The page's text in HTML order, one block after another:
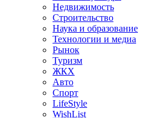
Недвижимость
Строительство
Наука и образование
Технологии и медиа
Рынок
Туризм
ЖКХ
Авто
Спорт
LifeStyle
WishList